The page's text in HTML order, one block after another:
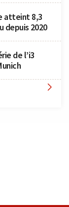
atteint 8,3
depuis 2020
de l’i3
